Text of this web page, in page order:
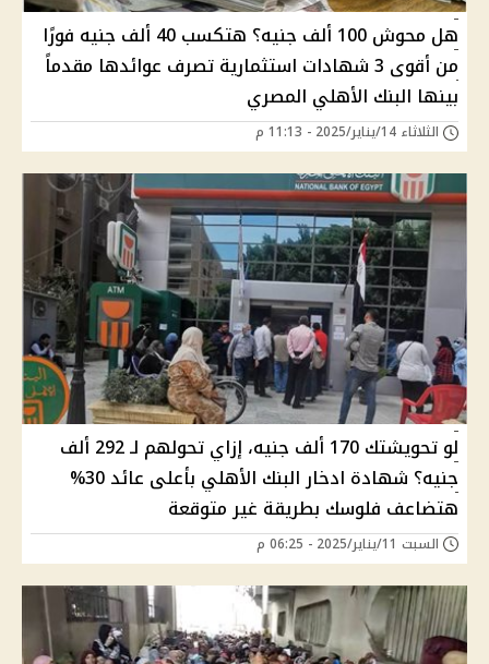
هل محوش 100 ألف جنيه؟ هتكسب 40 ألف جنيه فورًا
من أقوى 3 شهادات استثمارية تصرف عوائدها مقدماً
بينها البنك الأهلي المصري
الثلاثاء 14/يناير/2025 - 11:13 م
لو تحويشتك 170 ألف جنيه، إزاي تحولهم لـ 292 ألف
جنيه؟ شهادة ادخار البنك الأهلي بأعلى عائد 30%
هتضاعف فلوسك بطريقة غير متوقعة
السبت 11/يناير/2025 - 06:25 م